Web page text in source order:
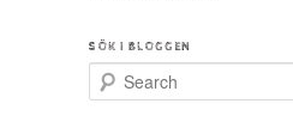
SÖK I BLOGGEN
Search